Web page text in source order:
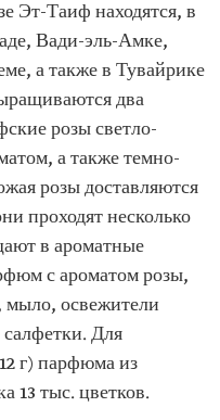
Эт-Таиф находятся, в
Вади-эль-Амке,
а также в Тувайрике
два
розы светло-
а также темно-
розы доставляются
проходят несколько
в ароматные
с ароматом розы,
мыло, освежители
Для
г) парфюма из
13 тыс. цветков.